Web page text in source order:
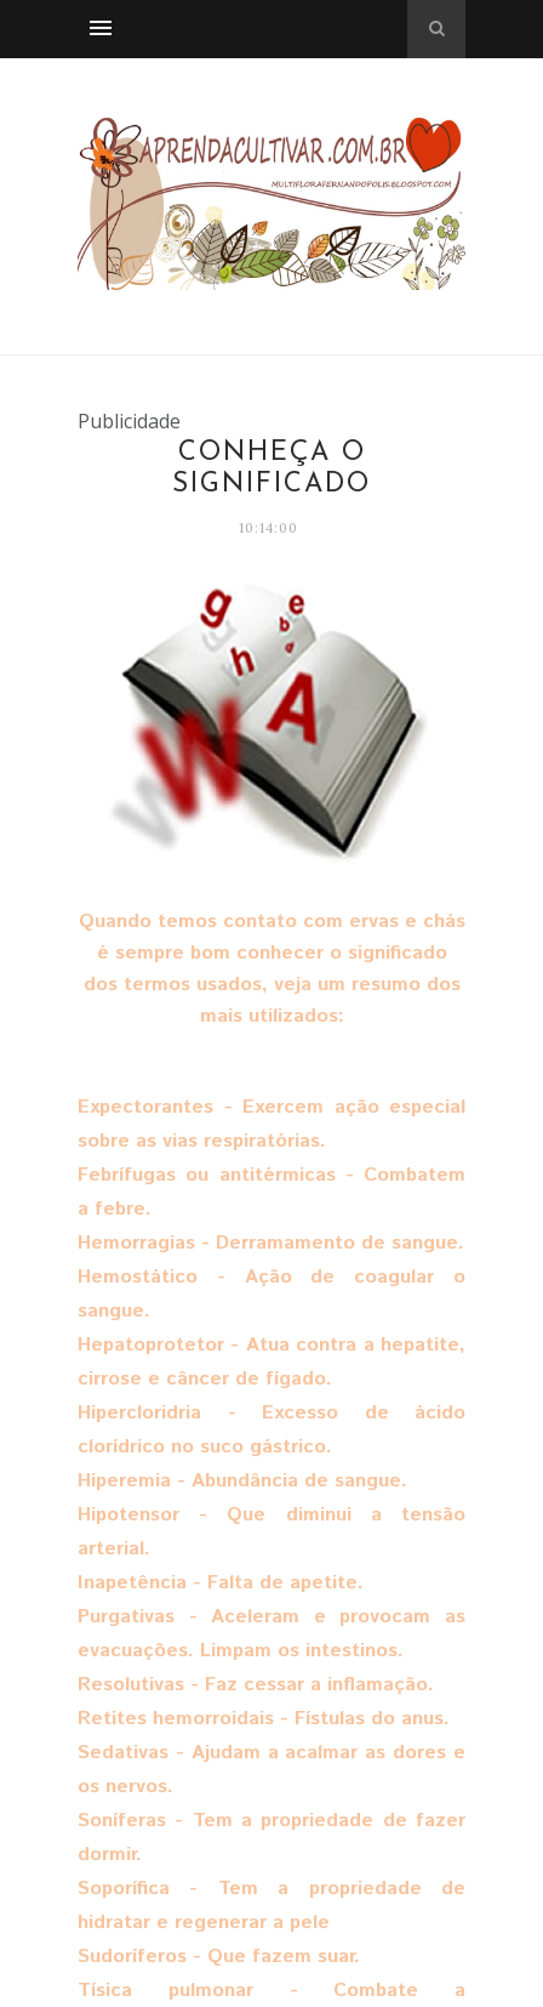
Publicidade
CONHEÇA O
SIGNIFICADO
10:14:00
Quando temos contato com ervas e chás
é sempre bom conhecer o significado
dos termos usados, veja um resumo dos
mais utilizados:
Expectorantes - Exercem ação especial
sobre as vias respiratórias.
Febrífugas ou antitérmicas - Combatem
a febre.
Hemorragias - Derramamento de sangue.
Hemostático - Ação de coagular o
sangue.
Hepatoprotetor - Atua contra a hepatite,
cirrose e câncer de fígado.
Hipercloridria - Excesso de ácido
clorídrico no suco gástrico.
Hiperemia - Abundância de sangue.
Hipotensor - Que diminui a tensão
arterial.
Inapetência - Falta de apetite.
Purgativas - Aceleram e provocam as
evacuações. Limpam os intestinos.
Resolutivas - Faz cessar a inflamação.
Retites hemorroidais - Fístulas do anus.
Sedativas - Ajudam a acalmar as dores e
os nervos.
Soníferas - Tem a propriedade de fazer
dormir.
Soporífica - Tem a propriedade de
hidratar e regenerar a pele
Sudoríferos - Que fazem suar.
Tísica pulmonar - Combate a